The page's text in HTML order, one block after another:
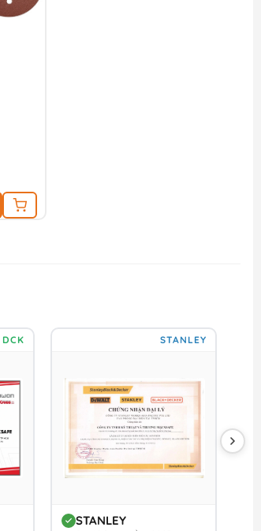
DCK STANLEY
STANLEY